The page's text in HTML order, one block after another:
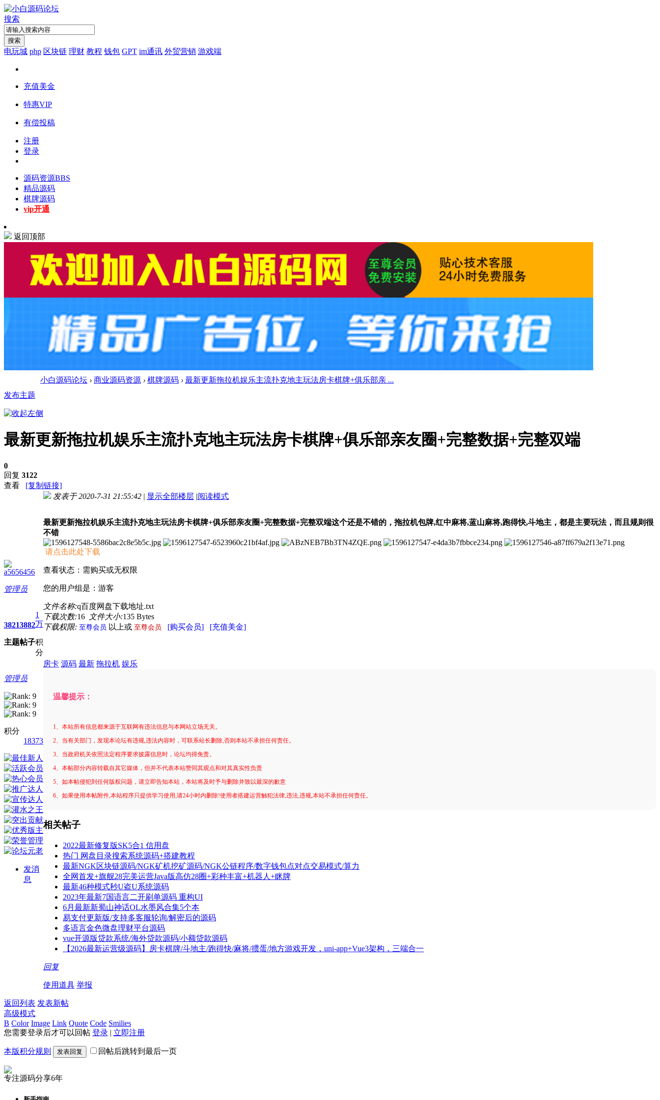
搜索
搜索
电玩城 php 区块链 理财 教程 钱包 GPT im通讯 外贸营销 游戏端
充值美金
特惠VIP
有偿投稿
注册
登录
源码资源BBS
精品源码
棋牌源码
vip开通
返回顶部
小白源码论坛 › 商业源码资源 › 棋牌源码 › 最新更新拖拉机娱乐主流扑克地主玩法房卡棋牌+俱乐部亲 ...
发布主题
最新更新拖拉机娱乐主流扑克地主玩法房卡棋牌+俱乐部亲友圈+完整数据+完整双端
0
回复 3122
查看
[复制链接]
a5656456
管理员
3821
主题
3882
帖子
1
万
积
分
管理员
积分
18373
发消
息
发表于 2020-7-31 21:55:42 | 显示全部楼层 |阅读模式
最新更新拖拉机娱乐主流扑克地主玩法房卡棋牌+俱乐部亲友圈+完整数据+完整双端这个还是不错的，拖拉机包牌,红中麻将,蓝山麻将,跑得快,斗地主，都是主要玩法，而且规则很
不错
请点击此处下载
查看状态：需购买或无权限
您的用户组是：游客
文件名称:q百度网盘下载地址.txt
下载次数:16 文件大小:135 Bytes
下载权限: 至尊会员 以上或 至尊会员 [购买会员] [充值美金]
房卡 源码 最新 拖拉机 娱乐
温馨提示：
1、本站所有信息都来源于互联网有违法信息与本网站立场无关。
2、当有关部门，发现本论坛有违规,违法内容时，可联系站长删除,否则本站不承担任何责任。
3、当政府机关依照法定程序要求披露信息时，论坛均得免责。
4、本帖部分内容转载自其它媒体，但并不代表本站赞同其观点和对其真实性负责
5、如本帖侵犯到任何版权问题，请立即告知本站，本站将及时予与删除并致以最深的歉意
6、如果使用本帖附件,本站程序只提供学习使用,请24小时内删除!使用者搭建运营触犯法律,违法,违规,本站不承担任何责任。
相关帖子
2022最新修复版SK5合1 信用盘
热门 网盘目录搜索系统源码+搭建教程
最新NGK区块链源码/NGK矿机挖矿源码/NGK公链程序/数字钱包点对点交易模式/算力
全网首发+旗舰28完美运营Java版高仿28圈+彩种丰富+机器人+眯牌
最新46种模式秒U盗U系统源码
2023年最新7国语言二开刷单源码 重构UI
6月最新新蜀山神话OL水墨风合集5个本
易支付更新版/支持多客服轮询/解密后的源码
多语言金色微盘理财平台源码
vue开源版贷款系统/海外贷款源码/小额贷款源码
【2026最新运营级源码】房卡棋牌/斗地主/跑得快/麻将/掼蛋/地方游戏开发，uni-app+Vue3架构，三端合一
回复
使用道具 举报
返回列表 发表新帖
高级模式
B Color Image Link Quote Code Smilies
您需要登录后才可以回帖 登录 | 立即注册
本版积分规则 发表回复 回帖后跳转到最后一页
专注源码分享6年